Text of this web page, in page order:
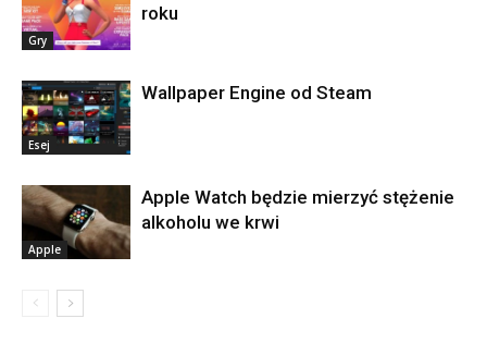
Gry
roku
Esej
Wallpaper Engine od Steam
Apple
Apple Watch będzie mierzyć stężenie
alkoholu we krwi